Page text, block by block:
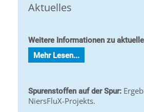
Aktuelles
Weitere Informationen zu
Mehr Lesen...
Spurenstoffen auf der Spur:
NiersFluX-Projekts.